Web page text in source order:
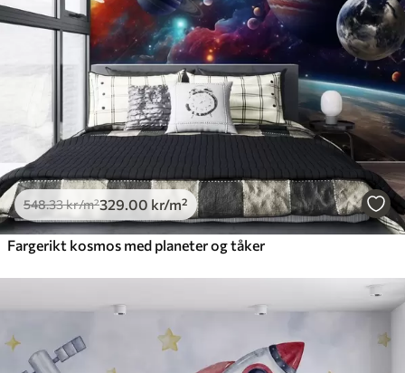
Premium vinyl
650 .00 390.00kr/m²
Peel and Stick
925.00 555 .00 kr /m²
548.33kr/m²329 .00 kr/m²
Fargerikt kosmos med planeter og tåker